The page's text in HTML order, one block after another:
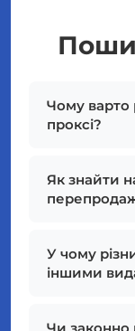
Чому варто
проксі?
Як знайти
У чому
іншими